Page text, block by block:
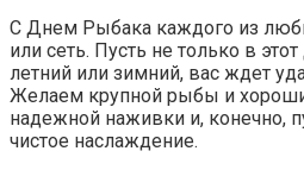
С Днем Рыбака каждого из
или сеть. Пусть не только в
летний или зимний, вас ждет
Желаем крупной рыбы и
надежной наживки и, конечно,
чистое наслаждение.